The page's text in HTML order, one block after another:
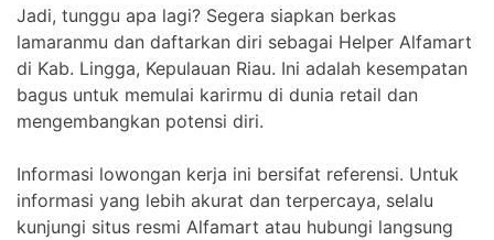
Jadi, tunggu apa lagi? Segera siapkan berkas
lamaranmu dan daftarkan diri sebagai Helper Alfamart
di Kab. Lingga, Kepulauan Riau. Ini adalah kesempatan
bagus untuk memulai karirmu di dunia retail dan
mengembangkan potensi diri.
Informasi lowongan kerja ini bersifat referensi. Untuk
informasi yang lebih akurat dan terpercaya, selalu
kunjungi situs resmi Alfamart atau hubungi langsung